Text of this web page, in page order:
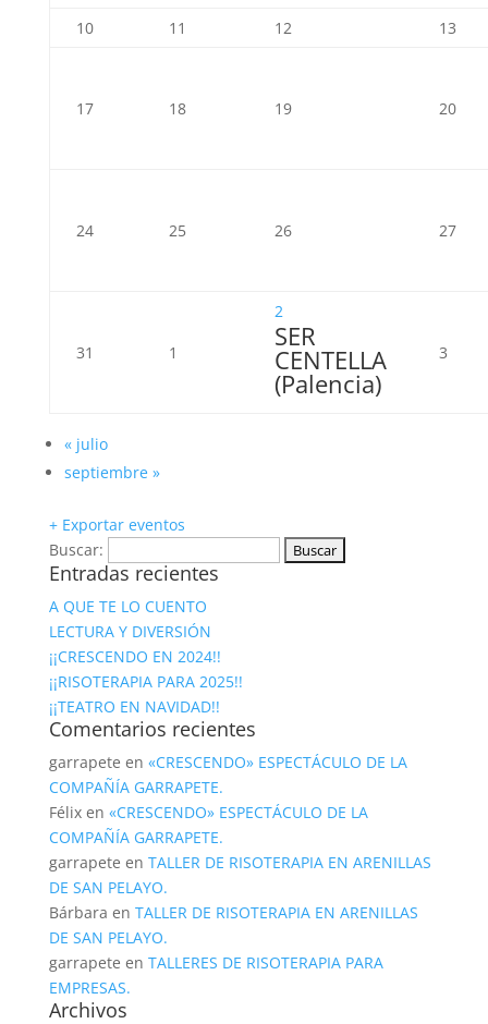
10
11 12 13
17 18 19 20
24 25 26 27
31 1
2
SER
CENTELLA
(Palencia)
3
«julio
septiembre »
+ Exportar eventos
Buscar:
Entradas recientes
A QUE TE LO CUENTO
LECTURA Y DIVERSIÓN
¡¡CRESCENDO EN 2024!!
¡¡RISOTERAPIA PARA 2025!!
¡¡TEATRO EN NAVIDAD!!
Comentarios recientes
garrapete en «CRESCENDO» ESPECTÁCULO DE LA
COMPAÑÍA GARRAPETE.
Félixen «CRESCENDO» ESPECTÁCULO DE LA
COMPAÑÍA GARRAPETE.
garrapete en TALLER DE RISOTERAPIA EN ARENILLAS
DE SAN PELAYO.
Bárbara en TALLER DE RISOTERAPIA EN ARENILLAS
DE SAN PELAYO.
garrapete en TALLERES DE RISOTERAPIA PARA
EMPRESAS.
Archivos